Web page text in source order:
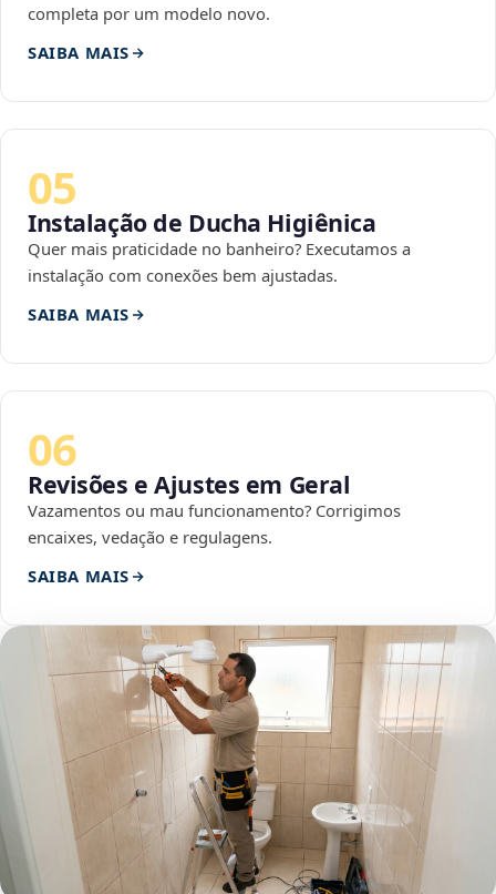
completa por um modelo novo.
SAIBA MAIS
05
Instalação de Ducha Higiênica
Quer mais praticidade no banheiro? Executamos a
instalação com conexões bem ajustadas.
SAIBA MAIS
06
Revisões e Ajustes em Geral
Vazamentos ou mau funcionamento? Corrigimos
encaixes, vedação e regulagens.
SAIBA MAIS